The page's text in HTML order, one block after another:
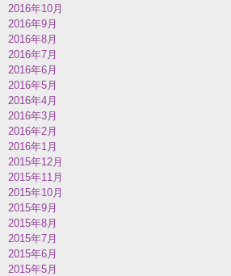
2016年10月
2016年9月
2016年8月
2016年7月
2016年6月
2016年5月
2016年4月
2016年3月
2016年2月
2016年1月
2015年12月
2015年11月
2015年10月
2015年9月
2015年8月
2015年7月
2015年6月
2015年5月